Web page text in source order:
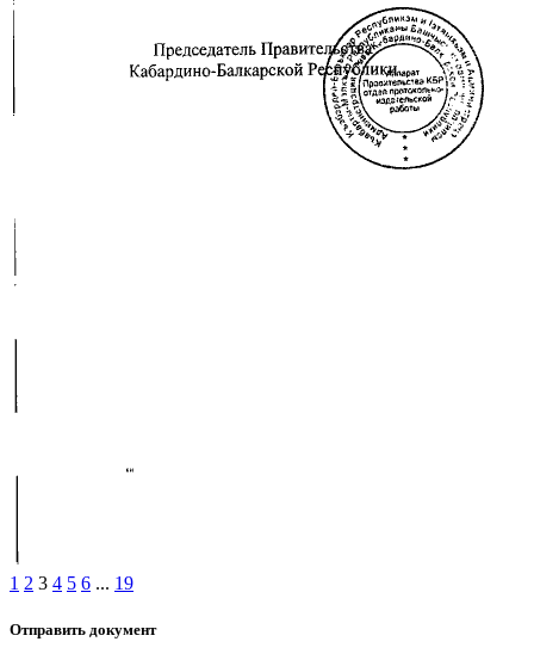
1 2 3 4 5 6 ... 19
Отправить документ